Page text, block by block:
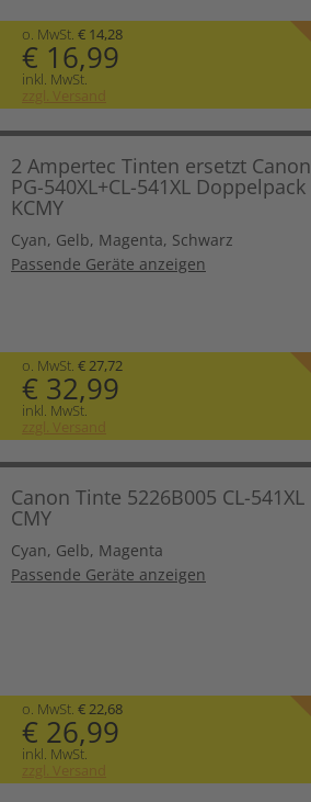
o. MwSt. € 14,28
€ 16,99
inkl. MwSt.
zzgl. Versand
2 Ampertec Tinten ersetzt Canon
PG-540XL+CL-541XL Doppelpack
KCMY
Cyan, Gelb, Magenta, Schwarz
Passende Geräte anzeigen
o. MwSt. € 27,72
€ 32,99
inkl. MwSt.
zzgl. Versand
Canon Tinte 5226B005 CL-541XL
CMY
Cyan, Gelb, Magenta
Passende Geräte anzeigen
o. MwSt. € 22,68
€ 26,99
inkl. MwSt.
zzgl. Versand